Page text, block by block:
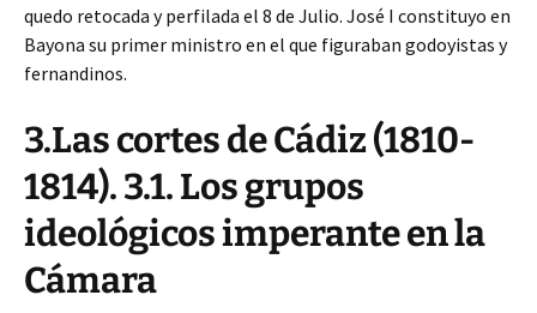
quedo retocada y perfilada el 8 de Julio. José I constituyo en
Bayona su primer ministro en el que figuraban godoyistas y
fernandinos.
3.Las cortes de Cádiz (1810-
1814). 3.1. Los grupos
ideológicos imperante en la
Cámara